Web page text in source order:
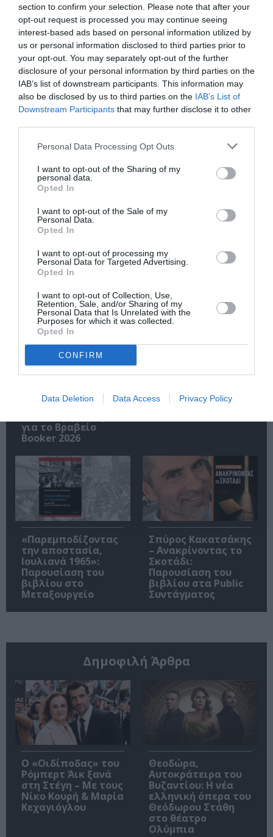
section to confirm your selection. Please note that after your
opt-out request is processed you may continue seeing
interest-based ads based on personal information utilized by
us or personal information disclosed to third parties prior to
your opt-out. You may separately opt-out of the further
disclosure of your personal information by third parties on the
IAB’s list of downstream participants. This information may
also be disclosed by us to third parties on the IAB’s List of
Downstream Participants that may further disclose it to other
Personal Data Processing Opt Outs
I want to opt-out of the Sharing of my
personal data.
Opted In
I want to opt-out of the Sale of my
Personal Data.
Opted In
I want to opt-out of processing my
Personal Data for Targeted Advertising.
Opted In
I want to opt-out of Collection, Use,
Retention, Sale, and/or Sharing of my
Personal Data that Is Unrelated with the
Purposes for which it was collected.
Opted In
CONFIRM
Data Deletion Data Access Privacy Policy
Νέοι Διαγωνισμοί❯
Tags
ΕΚΔΟΣΕΙΣ ΔΙΟΠΤΡΑ
την Τέχνη και τον Πολιτισμό!
Σχετικά Άρθρα
Η μακρά λίστα με
για το Βραβείο
Booker 2026
Έκθεση Βιβλίου
«Παρεμποδίζοντας
την αποστασία,
Ιουλιανά 1965»:
Παρουσίαση του
βιβλίου στο
Μεταξουργείο
Σπύρος Κακατσάκης
– Ανακρίνοντας το
Σκοτάδι:
Παρουσίαση του
βιβλίου στα Public
Συντάγματος
Δημοφιλή Άρθρα
O «Οιδίποδας» του
Ρόμπερτ Άικ ξανά
στη Στέγη – Με τους
Νίκο Κουρή & Μαρία
Κεχαγιόγλου
Θεοδώρα,
Αυτοκράτειρα του
Βυζαντίου: Η νέα
ελληνική όπερα του
Θεόδωρου Στάθη
στο θέατρο
Ολύμπια